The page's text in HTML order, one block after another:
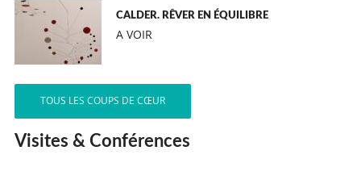
CALDER. RÊVER EN ÉQUILIBRE
A VOIR
TOUS LES COUPS DE CŒUR
Visites & Conférences